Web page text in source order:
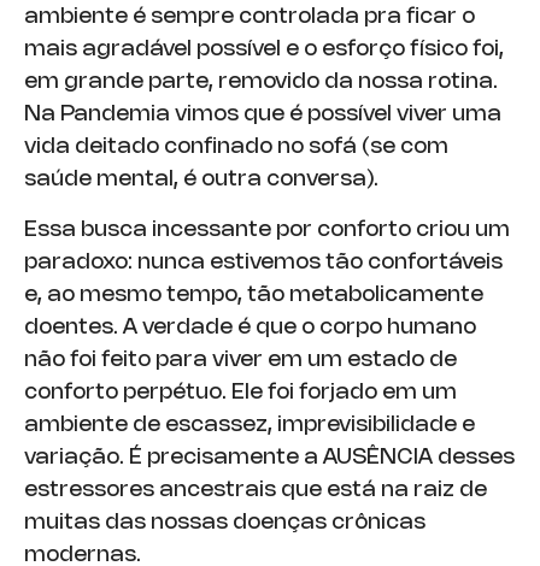
ambiente é sempre controlada pra ficar o
mais agradável possível e o esforço físico foi,
em grande parte, removido da nossa rotina.
Na Pandemia vimos que é possível viver uma
vida deitado confinado no sofá (se com
saúde mental, é outra conversa).
Essa busca incessante por conforto criou um
paradoxo: nunca estivemos tão confortáveis
e, ao mesmo tempo, tão metabolicamente
doentes. A verdade é que o corpo humano
não foi feito para viver em um estado de
conforto perpétuo. Ele foi forjado em um
ambiente de escassez, imprevisibilidade e
variação. É precisamente a AUSÊNCIA desses
estressores ancestrais que está na raiz de
muitas das nossas doenças crônicas
modernas.